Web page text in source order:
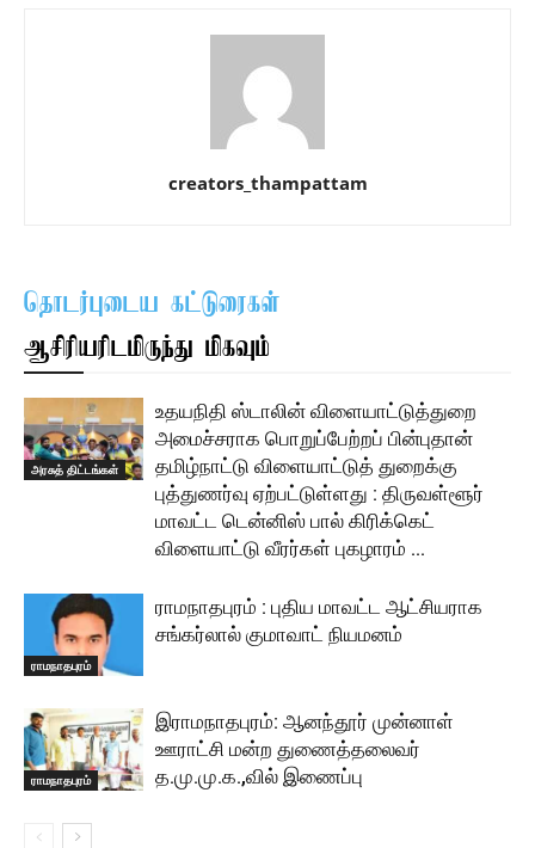
creators_thampattam
தொடர்புடைய கட்டுரைகள்
ஆசிரியரிடமிருந்து மிகவும்
அரசுத் திட்டங்கள்
உதயநிதி ஸ்டாலின் விளையாட்டுத்துறை
அமைச்சராக பொறுப்பேற்றப் பின்புதான்
தமிழ்நாட்டு விளையாட்டுத் துறைக்கு
புத்துணர்வு ஏற்பட்டுள்ளது : திருவள்ளூர்
மாவட்ட டென்னிஸ் பால் கிரிக்கெட்
விளையாட்டு வீரர்கள் புகழாரம் …
ராமநாதபுரம்
ராமநாதபுரம் : புதிய மாவட்ட ஆட்சியராக
சங்கர்லால் குமாவாட் நியமனம்
ராமநாதபுரம்
இராமநாதபுரம்: ஆனந்தூர் முன்னாள்
ஊராட்சி மன்ற துணைத்தலைவர்
த.மு.மு.க.,வில் இணைப்பு